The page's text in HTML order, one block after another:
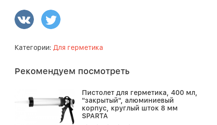
Категории: Для герметика
Рекомендуем посмотреть
Пистолет для герметика, 400 мл,
"закрытый", алюминиевый
корпус, круглый шток 8 мм
SPARTA